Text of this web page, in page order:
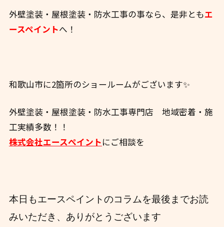
外壁塗装・屋根塗装・防水工事の事なら、 是非ともエ
ースペイントへ！
和歌山市に2箇所のショールームがございます✨
外壁塗装・屋根塗装・防水工事専門店 地域密着・施
工実績多数！！
株式会社エースぺイントにご相談を
本日もエースペイントのコラムを最後までお読
みいただき、ありがとうございます